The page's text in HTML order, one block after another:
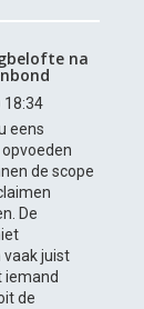
na
18:34
eens
de scope
De
vaak juist
iemand
de